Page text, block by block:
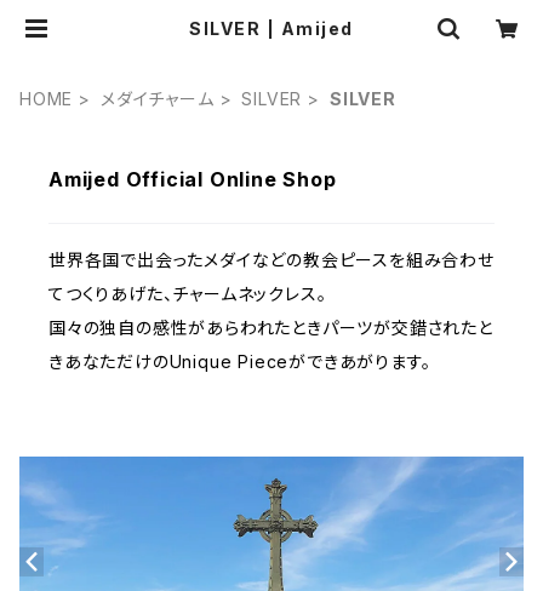
SILVER | Amijed
HOME メダイチャーム SILVER SILVER
Amijed Official Online Shop
世界各国で出会ったメダイなどの教会ピースを組み合わせ
てつくりあげた、チャームネックレス。
国々の独自の感性があらわれたときパーツが交錯されたと
きあなただけのUnique Pieceができあがります。